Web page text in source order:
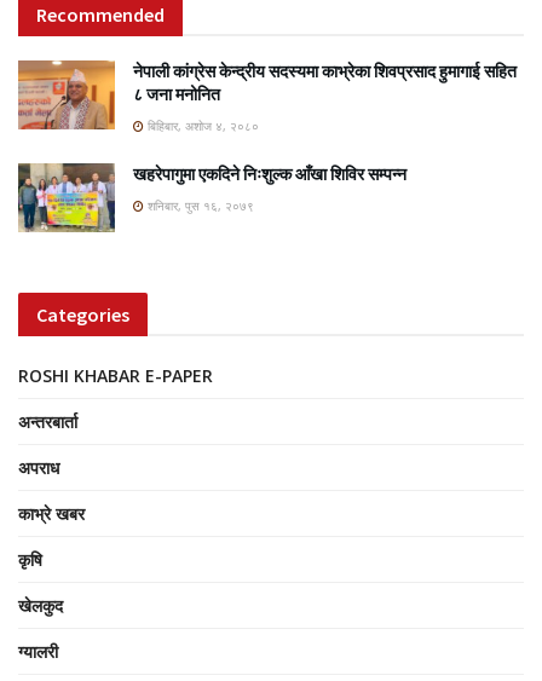
Recommended
नेपाली कांग्रेस केन्द्रीय सदस्यमा काभ्रेका शिवप्रसाद हुमागाई सहित
८ जना मनोनित
बिहिबार, अशोज ४, २०८०
खहरेपागुमा एकदिने निःशुल्क आँखा शिविर सम्पन्न
शनिबार, पुस १६, २०७९
Categories
ROSHI KHABAR E-PAPER
अन्तरबार्ता
अपराध
काभ्रे खबर
कृषि
खेलकुद
ग्यालरी